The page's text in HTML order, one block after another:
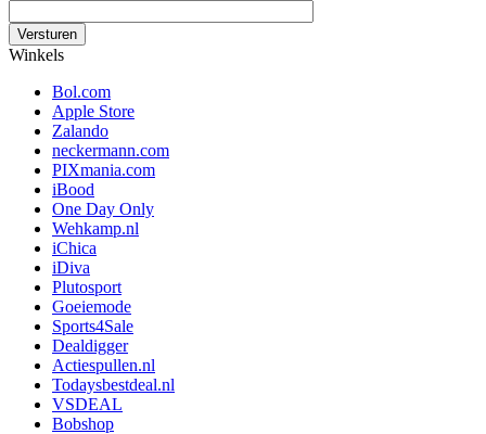
Winkels
Bol.com
Apple Store
Zalando
neckermann.com
PIXmania.com
iBood
One Day Only
Wehkamp.nl
iChica
iDiva
Plutosport
Goeiemode
Sports4Sale
Dealdigger
Actiespullen.nl
Todaysbestdeal.nl
VSDEAL
Bobshop